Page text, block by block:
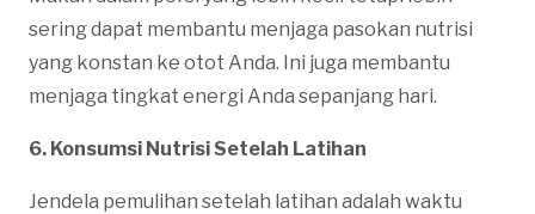
sering dapat membantu menjaga pasokan nutrisi
yang konstan ke otot Anda. Ini juga membantu
menjaga tingkat energi Anda sepanjang hari.
6. Konsumsi Nutrisi Setelah Latihan
Jendela pemulihan setelah latihan adalah waktu